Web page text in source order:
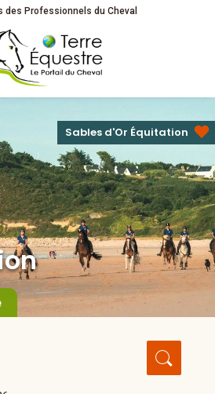
des Professionnels du Cheval
Sables d'Or Équitation